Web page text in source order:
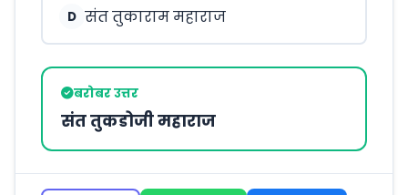
D संत तुकाराम महाराज
बरोबर उत्तर
संत तुकडोजी महाराज